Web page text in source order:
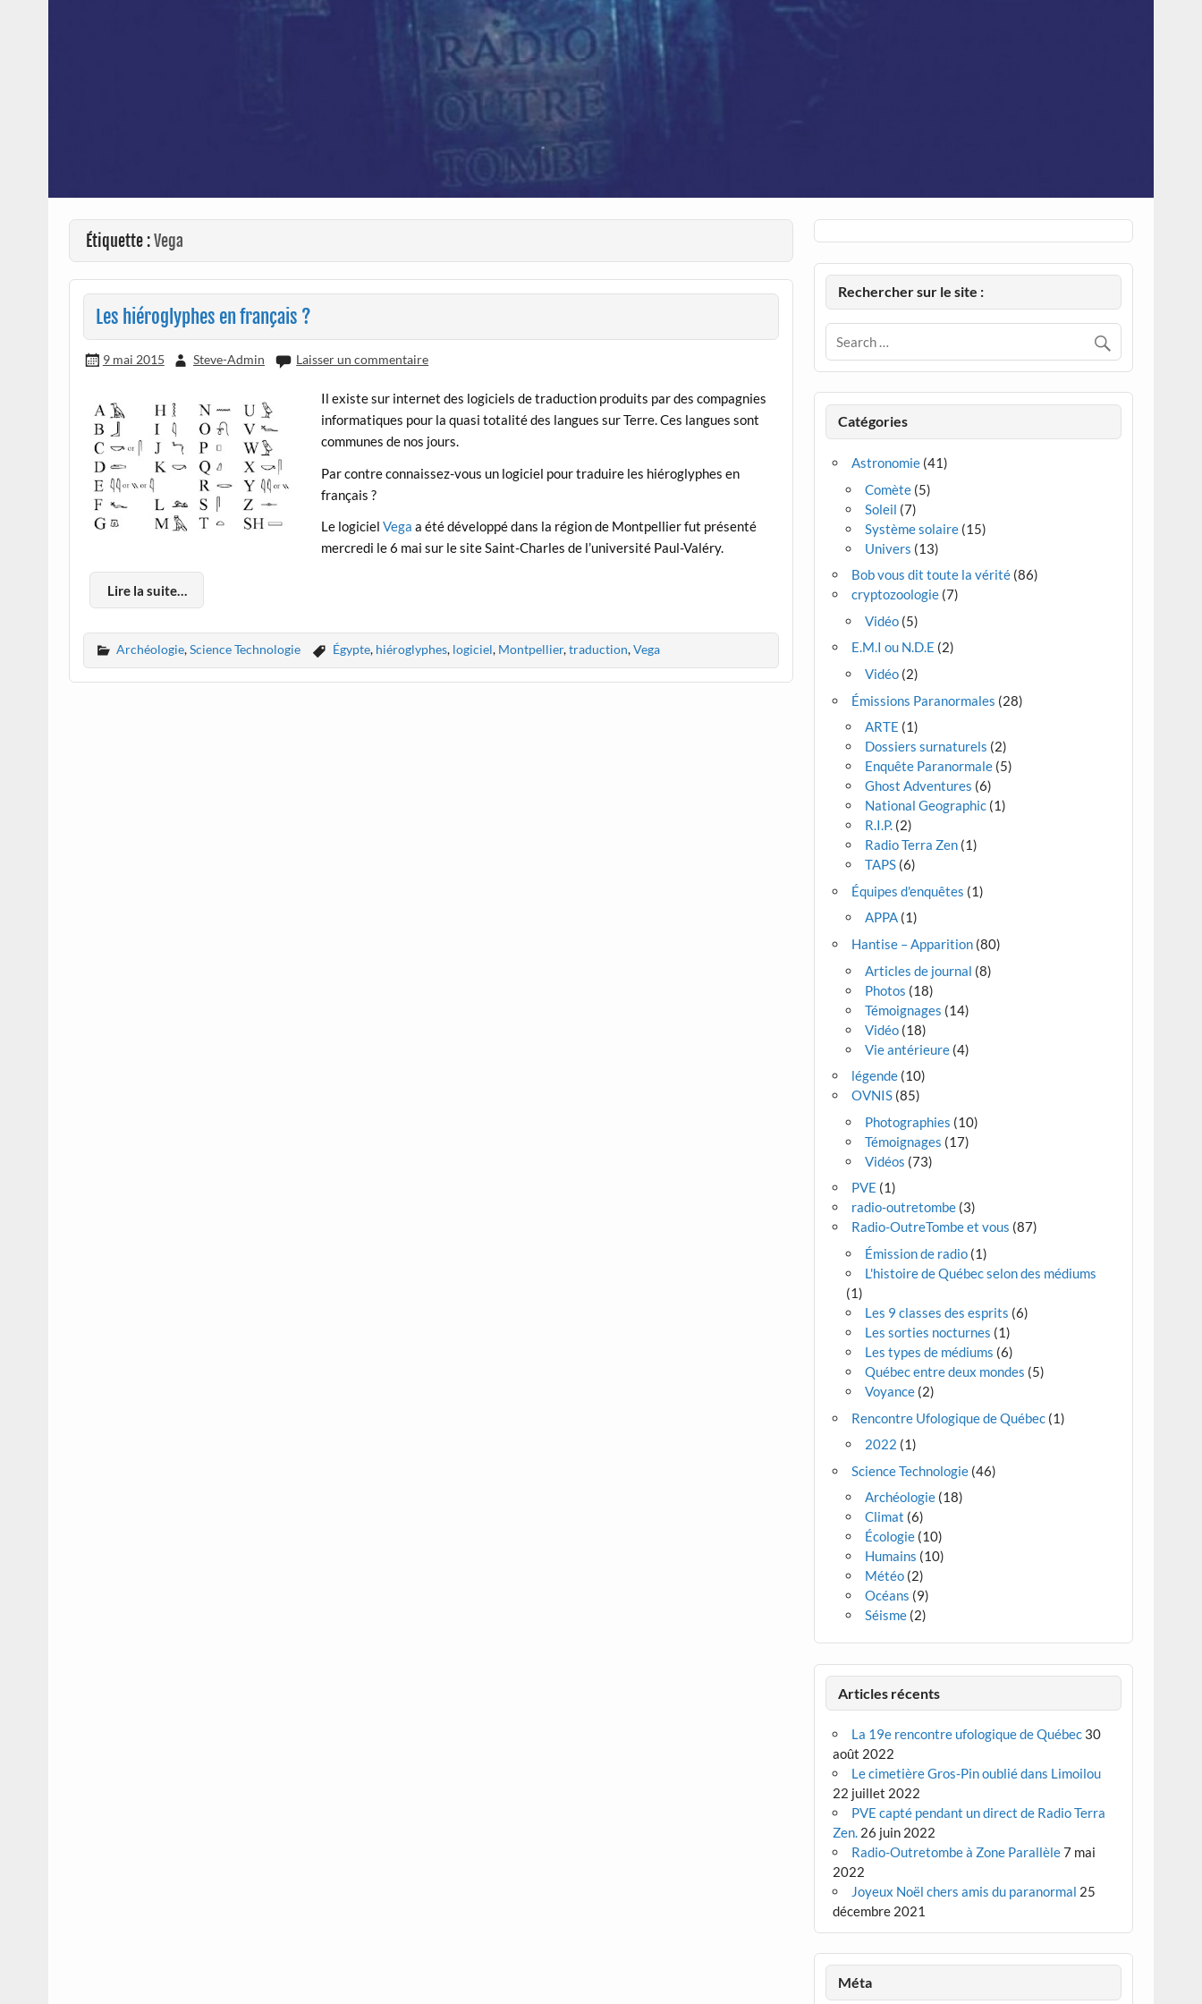
Étiquette :Vega
Les hiéroglyphes en français ?
9 mai 2015 Steve-Admin Laisser un commentaire
Il existe sur internet des logiciels de traduction produits par des compagnies
informatiques pour la quasi totalité des langues sur Terre. Ces langues sont
communes de nos jours.
Par contre connaissez-vous un logiciel pour traduire les hiéroglyphes en
français ?
Le logiciel Vega a été développé dans la région de Montpellier fut présenté
mercredi le 6 mai sur le site Saint-Charles de l’université Paul-Valéry.
Lire la suite…
Archéologie,Science Technologie Égypte, hiéroglyphes, logiciel, Montpellier,traduction,Vega
Rechercher sur le site :
Catégories
Astronomie (41)
Comète (5)
Soleil (7)
Système solaire (15)
Univers (13)
Bob vous dit toute la vérité (86)
cryptozoologie (7)
Vidéo (5)
E.M.I ou N.D.E (2)
Vidéo (2)
Émissions Paranormales (28)
ARTE (1)
Dossiers surnaturels (2)
Enquête Paranormale (5)
Ghost Adventures (6)
National Geographic (1)
R.I.P. (2)
Radio Terra Zen (1)
TAPS (6)
Équipes d'enquêtes (1)
APPA (1)
Hantise – Apparition (80)
Articles de journal (8)
Photos (18)
Témoignages (14)
Vidéo (18)
Vie antérieure (4)
légende (10)
OVNIS (85)
Photographies (10)
Témoignages (17)
Vidéos (73)
PVE (1)
radio-outretombe (3)
Radio-OutreTombe et vous (87)
Émission de radio (1)
L'histoire de Québec selon des médiums
(1)
Les 9 classes des esprits (6)
Les sorties nocturnes (1)
Les types de médiums (6)
Québec entre deux mondes (5)
Voyance (2)
Rencontre Ufologique de Québec (1)
2022 (1)
Science Technologie (46)
Archéologie (18)
Climat (6)
Écologie (10)
Humains (10)
Météo (2)
Océans (9)
Séisme (2)
Articles récents
La 19e rencontre ufologique de Québec 30
août 2022
Le cimetière Gros-Pin oublié dans Limoilou
22 juillet 2022
PVE capté pendant un direct de Radio Terra
Zen. 26 juin 2022
Radio-Outretombe à Zone Parallèle7 mai
2022
Joyeux Noël chers amis du paranormal 25
décembre 2021
Méta